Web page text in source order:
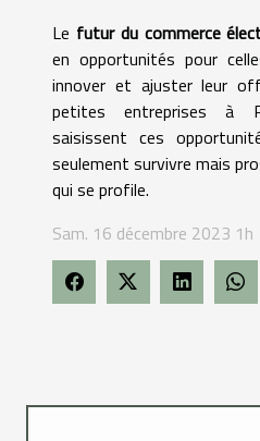
Le futur du commerce
en opportunités pour
innover et ajuster leur
petites entreprises à
saisissent ces
seulement survivre mais
qui se profile.
Sam. 16 décembre 2023 1h